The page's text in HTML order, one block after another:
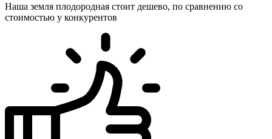
Наша земля плодородная стоит дешево, по сравнению со
стоимостью у конкурентов